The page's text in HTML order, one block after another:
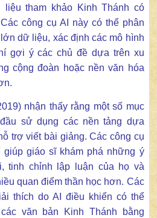
liệu tham khảo Kinh Thánh có
công cụ AI này có thể phân
dữ liệu, xác định các mô hình
gợi ý các chủ đề dựa trên xu
cộng đoàn hoặc nền văn hóa
nhận thấy rằng một số mục
sử dụng các nền tảng dựa
trợ viết bài giảng. Các công cụ
giúp giáo sĩ khám phá những ý
tinh chỉnh lập luận của họ và
quan điểm thần học hơn. Các
thích do AI điều khiển có thể
văn bản Kinh Thánh bằng